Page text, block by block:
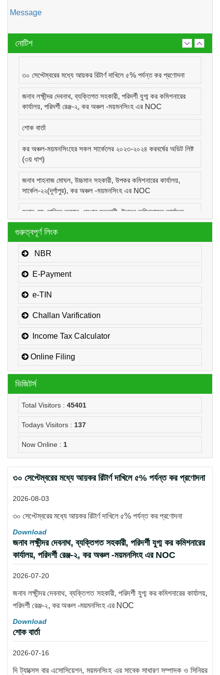
৩০ সেপ্টেম্বরের মধ্যে আয়কর রিটার্ণ দাখিলে ৫% পর্যন্ত কর প্রণোদনা
2026-08-03
৩০ সেপ্টেম্বরের মধ্যে আয়কর রিটার্ণ দাখিলে ৫% পর্যন্ত কর প্রণোদনা
Download
জনাব লক্ষীন্দর দেবনাথ, ব্যক্তিগত সহকারী, পরিদর্শী যুগ্ম কর কমিশনারের
কার্যালয়, পরিদর্শী রেঞ্জ-২, কর অঞ্চল -ময়মনসিংহ এর NOC
2026-07-20
জনাব লক্ষীন্দর দেবনাথ, ব্যক্তিগত সহকারী, পরিদর্শী যুগ্ম কর কমিশনারের কার্যালয়,
পরিদর্শী রেঞ্জ-২, কর অঞ্চল -ময়মনসিংহ এর NOC
Download
শোক বার্তা
2026-07-16
দি ট্যাক্সেস বার এসোসিয়েশন, ময়মনসিংহ এর সাবেক সাধারণ সম্পাদক ও সিনিয়র
Message
নোটিশ
৩০ সেপ্টেম্বরের মধ্যে আয়কর রিটার্ণ দাখিলে ৫% পর্যন্ত কর প্রণোদনা
জনাব লক্ষীন্দর দেবনাথ, ব্যক্তিগত সহকারী, পরিদর্শী যুগ্ম কর কমিশনারের
কার্যালয়, পরিদর্শী রেঞ্জ-২, কর অঞ্চল -ময়মনসিংহ এর NOC
শোক বার্তা
কর অঞ্চল-ময়মনসিংহের সকল সার্কেলের ২০২৩-২০২৪ করবর্ষের অডিট লিষ্ট
(৩য় ধাপ)
জনাব শাহনাজ মোঘল, উচ্চমান সহকারী, উপকর কমিশনারের কার্যালয়,
সার্কেল-২২(দূর্গাপুর), কর অঞ্চল -ময়মনসিংহ এর NOC
জনাব মোঃ হাবিবুর রহমান, প্রধান সহকারী, উপকর কমিশনারের কার্যালয়,
সার্কেল-১(কোম্পানীজ), কর অঞ্চল -ময়মনসিংহ এর NOC
জনাব মোঃ মোরাদুজ্জামান, সাঁট মুদ্রাক্ষরিক কাম-কম্পিউটার অপারেটর, উপকর
কমিশনারের কার্যালয়, সার্কেল-১(কোম্পানীজ), কর অঞ্চল -ময়মনসিংহ এর
গুরুত্বপূর্ণ লিংক
NBR
E-Payment
e-TIN
Challan Varification
Income Tax Calculator
Online Filing
ভিজিটর্স
Total Visitors : 45401
Todays Visitors : 137
Now Online : 1